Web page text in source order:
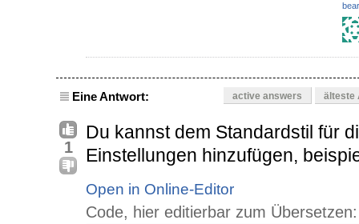
Eine Antwort: active answers älteste
1
Du kannst dem Standardstil für
Einstellungen hinzufügen,
Open in Online-Editor
Code, hier editierbar zum Übersetzen: